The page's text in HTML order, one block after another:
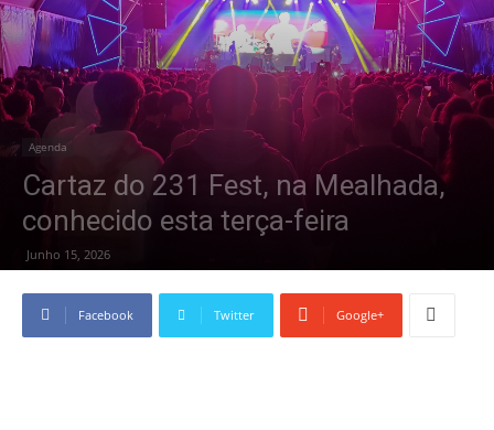
Agenda
Cartaz do 231 Fest, na Mealhada,
conhecido esta terça-feira
Junho 15, 2026
Facebook Twitter Google+